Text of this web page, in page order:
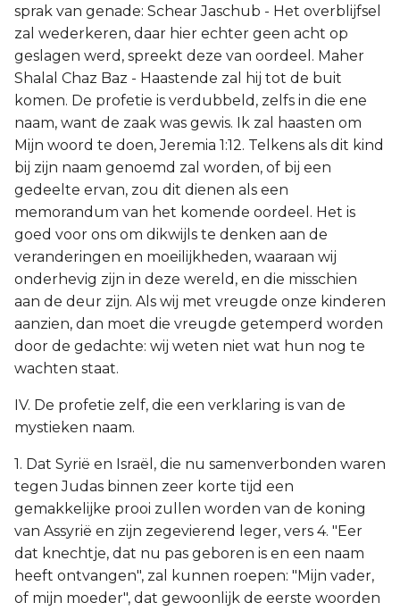
sprak van genade: Schear Jaschub - Het overblijfsel
zal wederkeren, daar hier echter geen acht op
geslagen werd, spreekt deze van oordeel. Maher
Shalal Chaz Baz - Haastende zal hij tot de buit
komen. De profetie is verdubbeld, zelfs in die ene
naam, want de zaak was gewis. Ik zal haasten om
Mijn woord te doen, Jeremia 1:12. Telkens als dit kind
bij zijn naam genoemd zal worden, of bij een
gedeelte ervan, zou dit dienen als een
memorandum van het komende oordeel. Het is
goed voor ons om dikwijls te denken aan de
veranderingen en moeilijkheden, waaraan wij
onderhevig zijn in deze wereld, en die misschien
aan de deur zijn. Als wij met vreugde onze kinderen
aanzien, dan moet die vreugde getemperd worden
door de gedachte: wij weten niet wat hun nog te
wachten staat.
IV. De profetie zelf, die een verklaring is van de
mystieken naam.
1. Dat Syrië en Israël, die nu samenverbonden waren
tegen Judas binnen zeer korte tijd een
gemakkelijke prooi zullen worden van de koning
van Assyrië en zijn zegevierend leger, vers 4. "Eer
dat knechtje, dat nu pas geboren is en een naam
heeft ontvangen", zal kunnen roepen: "Mijn vader,
of mijn moeder", dat gewoonlijk de eerste woorden